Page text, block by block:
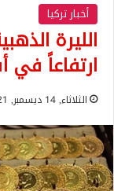
أخبار تركيا
الليرة
ارتفاعاً في
الثلاثاء, 14 ديسمبر, 2021